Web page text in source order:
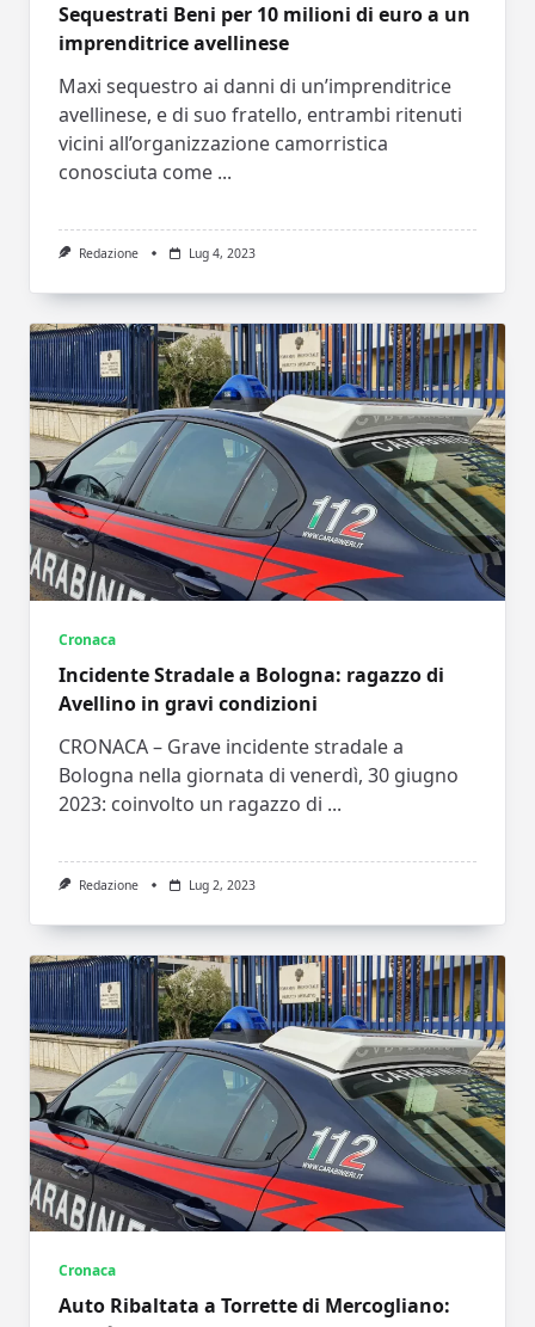
Sequestrati Beni per 10 milioni di euro a un
imprenditrice avellinese
Maxi sequestro ai danni di un’imprenditrice
avellinese, e di suo fratello, entrambi ritenuti
vicini all’organizzazione camorristica
conosciuta come ...
Redazione Lug 4, 2023
Cronaca
Incidente Stradale a Bologna: ragazzo di
Avellino in gravi condizioni
CRONACA – Grave incidente stradale a
Bologna nella giornata di venerdì, 30 giugno
2023: coinvolto un ragazzo di ...
Redazione Lug 2, 2023
Cronaca
Auto Ribaltata a Torrette di Mercogliano: